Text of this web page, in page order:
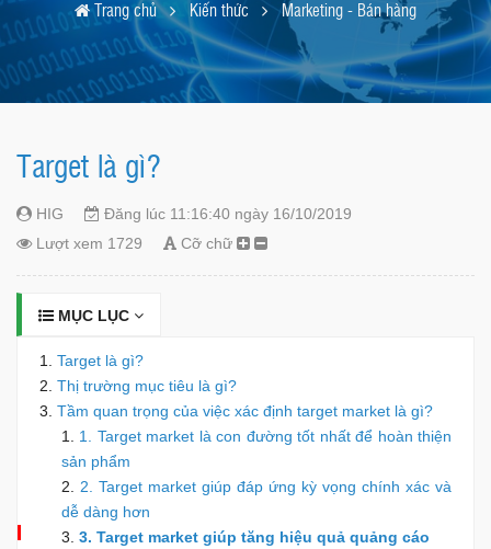
Trang chủ Kiến thức Marketing - Bán hàng
Target là gì?
HIG
Đăng lúc 11:16:40 ngày 16/10/2019
Lượt xem 1729
Cỡ chữ
MỤC LỤC
Target là gì?
Thị trường mục tiêu là gì?
Tầm quan trọng của việc xác định target market là gì?
1. Target market là con đường tốt nhất để hoàn thiện
sản phẩm
2. Target market giúp đáp ứng kỳ vọng chính xác và
dễ dàng hơn
3. Target market giúp tăng hiệu quả quảng cáo